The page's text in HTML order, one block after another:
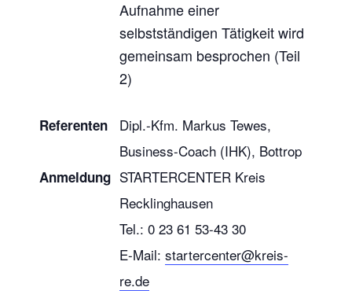
Aufnahme einer
selbstständigen Tätigkeit wird
gemeinsam besprochen (Teil
2)
Referenten
Dipl.-Kfm. Markus Tewes,
Business-Coach (IHK), Bottrop
Anmeldung STARTERCENTER Kreis
Recklinghausen
Tel.: 0 23 61 53-43 30
E-Mail: startercenter@kreis-
re.de